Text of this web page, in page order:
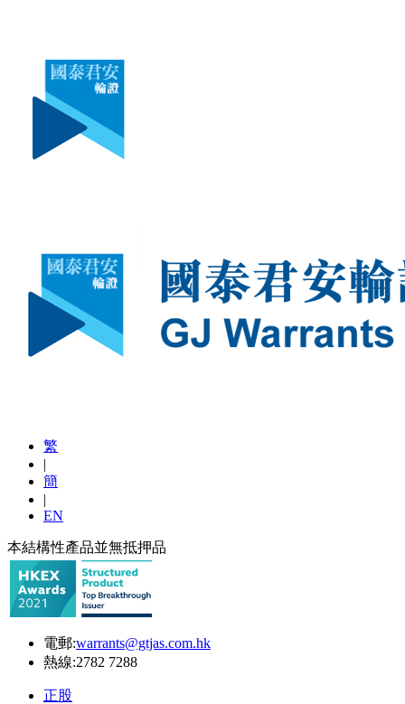
繁
|
簡
|
EN
本結構性產品並無抵押品
電郵:warrants@gtjas.com.hk
熱線:2782 7288
正股